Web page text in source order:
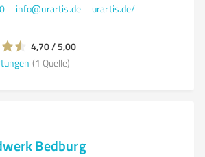
info@urartis.de urartis.de/
4,70 / 5,00
(1 Quelle)
Bedburg